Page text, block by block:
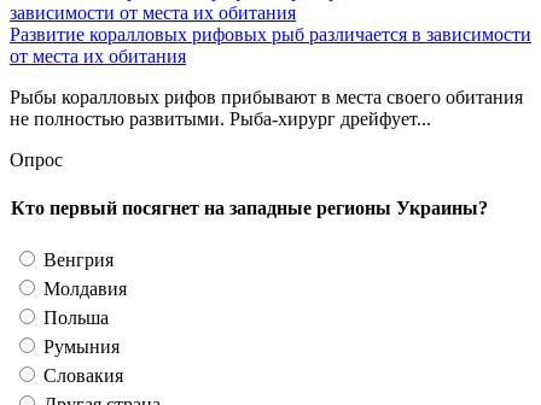
Развитие коралловых рифовых рыб различается в зависимости
от места их обитания
Рыбы коралловых рифов прибывают в места своего обитания
не полностью развитыми. Рыба-хирург дрейфует...
Опрос
Кто первый посягнет на западные регионы Украины?
Венгрия
Молдавия
Польша
Румыния
Словакия